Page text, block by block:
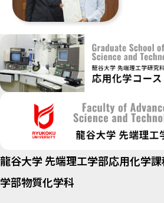
龍谷大学 先端理工学部応用化学
学部物質化学科